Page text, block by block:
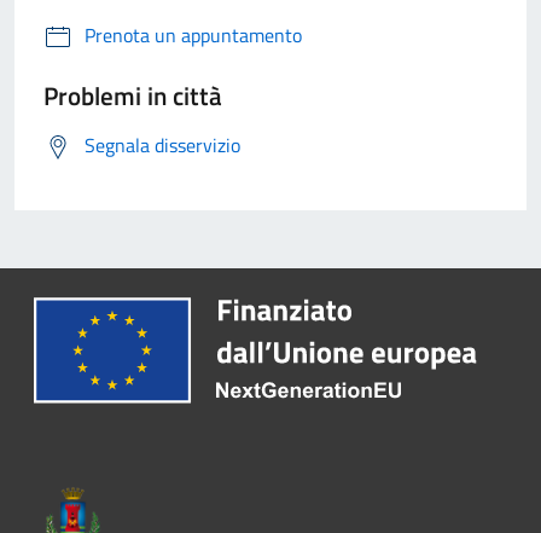
Prenota un appuntamento
Problemi in città
Segnala disservizio